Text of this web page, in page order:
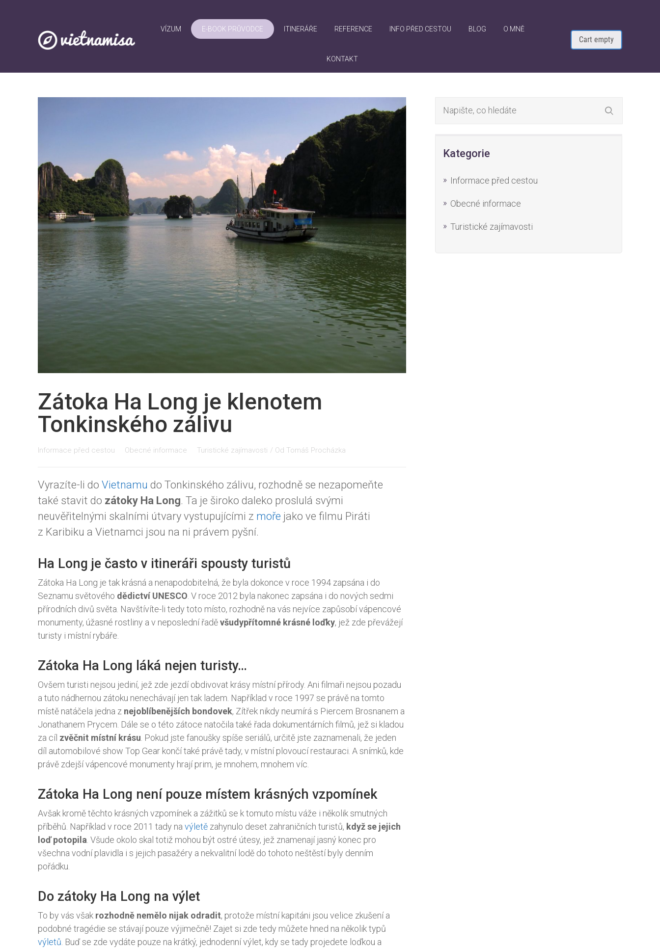
VÍZUM E-BOOK PRŮVODCE ITINERÁŘE REFERENCE INFO PŘED CESTOU BLOG O MNĚ
KONTAKT
Cart empty
Kategorie
Informace před cestou
Obecné informace
Turistické zajímavosti
Zátoka Ha Long je klenotem
Tonkinského zálivu
Informace před cestou Obecné informace Turistické zajímavosti / Od Tomáš Procházka
Vyrazíte-li do Vietnamu do Tonkinského zálivu, rozhodně se nezapomeňte
také stavit do zátoky Ha Long. Ta je široko daleko proslulá svými
neuvěřitelnými skalními útvary vystupujícími z moře jako ve filmu Piráti
z Karibiku a Vietnamci jsou na ni právem pyšní.
Ha Long je často v itineráři spousty turistů
Zátoka Ha Long je tak krásná a nenapodobitelná, že byla dokonce v roce 1994 zapsána i do
Seznamu světového dědictví UNESCO. V roce 2012 byla nakonec zapsána i do nových sedmi
přírodních divů světa. Navštívíte-li tedy toto místo, rozhodně na vás nejvíce zapůsobí vápencové
monumenty, úžasné rostliny a v neposlední řaděvšudypřítomné krásné loďky, jež zde převážejí
turisty i místní rybáře.
Zátoka Ha Long láká nejen turisty…
Ovšem turisti nejsou jediní, jež zde jezdí obdivovat krásy místní přírody. Ani filmaři nejsou pozadu
a tuto nádhernou zátoku nenechávají jen tak ladem. Například v roce 1997 se právě na tomto
místě natáčela jedna z nejoblíbenějších bondovek, Zítřek nikdy neumírá s Piercem Brosnanem a
Jonathanem Prycem. Dále se o této zátoce natočila také řada dokumentárních filmů, jež si kladou
za cíl zvěčnit místní krásu. Pokud jste fanoušky spíše seriálů, určitě jste zaznamenali, že jeden
díl automobilové show Top Gear končí také právě tady, v místní plovoucí restauraci. A snímků, kde
právě zdejší vápencové monumenty hrají prim, je mnohem, mnohem víc.
Zátoka Ha Long není pouze místem krásných vzpomínek
Avšak kromě těchto krásných vzpomínek a zážitků se k tomuto místu váže i několik smutných
příběhů. Například v roce 2011 tady na výletě zahynulo deset zahraničních turistů, když se jejich
loď potopila. Všude okolo skal totiž mohou být ostré útesy, jež znamenají jasný konec pro
všechna vodní plavidla i s jejich pasažéry a nekvalitní lodě do tohoto neštěstí byly denním
pořádku.
Do zátoky Ha Long na výlet
To by vás však rozhodně nemělo nijak odradit, protože místní kapitáni jsou velice zkušení a
podobné tragédie se stávají pouze výjimečně! Zajet si zde tedy můžete hned na několik typů
výletů. Buď se zde vydáte pouze na krátký, jednodenní výlet, kdy se tady projedete loďkou a